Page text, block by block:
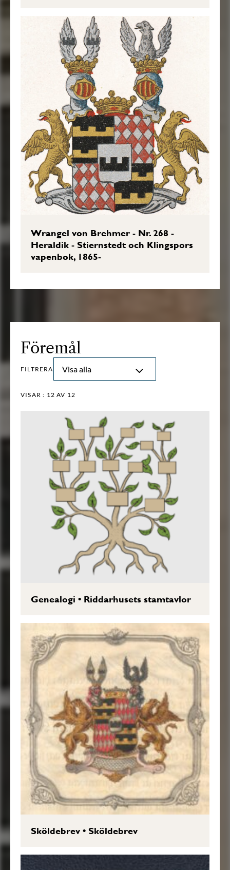
Wrangel von Brehmer - Nr. 268 -
Heraldik - Stiernstedt och Klingspors
vapenbok, 1865-
Föremål
FILTRERA Visa alla
VISAR : 12 AV 12
Genealogi • Riddarhusets stamtavlor
Sköldebrev•Sköldebrev